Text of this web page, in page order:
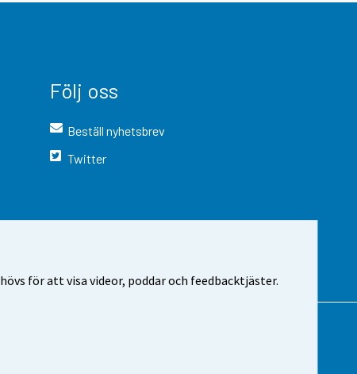
för att visa videor, poddar och feedbacktjäster.
Följ oss
Beställ nyhetsbrev
Twitter